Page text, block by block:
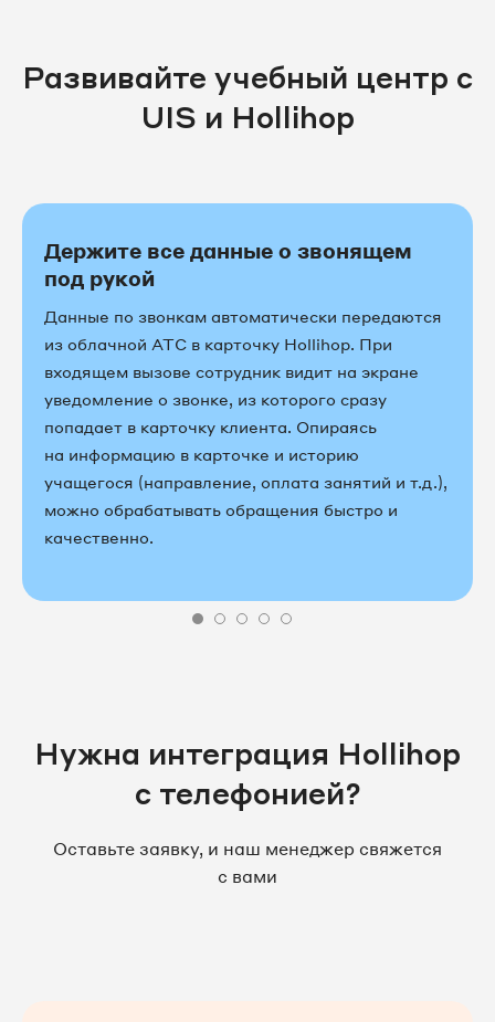
Развивайте учебный центр c
UIS и Hollihop
Держите все данные о звонящем
под рукой
Данные по звонкам автоматически передаются
из облачной АТС в карточку Hollihop. При
входящем вызове сотрудник видит на экране
уведомление о звонке, из которого сразу
попадает в карточку клиента. Опираясь
на информацию в карточке и историю
учащегося (направление, оплата занятий и т.д.),
можно обрабатывать обращения быстро и
качественно.
Нужна интеграция Hollihop
c телефонией?
Оставьте заявку, и наш менеджер свяжется
с вами